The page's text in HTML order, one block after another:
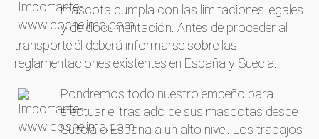
mascota cumpla con las limitaciones legales
y de documentación. Antes de proceder al
transporte él deberá informarse sobre las
reglamentaciones existentes en España y Suecia.
Pondremos todo nuestro empeño para
efectuar el traslado de sus mascotas desde
Suecia o España a un alto nivel. Los trabajos